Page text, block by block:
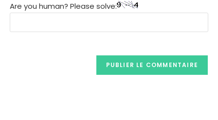
Are you human? Please solve: